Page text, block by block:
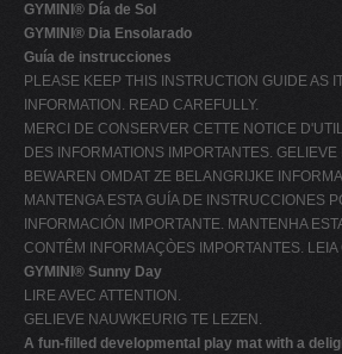
GYMINI® Día de Sol
GYMINI® Dia Ensolarado
Guía de instrucciones
PLEASE KEEP THIS INSTRUCTION GUIDE AS
INFORMATION. READ CAREFULLY.
MERCI DE CONSERVER CETTE NOTICE
DES INFORMATIONS IMPORTANTES.
BEWAREN OMDAT ZE BELANGRIJKE
MANTENGA ESTA GUÍA DE INSTRUCCIONES
INFORMACIÓN IMPORTANTE. MANTENHA
CONTÊM INFORMAÇÒES IMPORTANTES. LEIA
GYMINI® Sunny Day
LIRE AVEC ATTENTION.
GELIEVE NAUWKEURIG TE LEZEN.
A fun-filled developmental play mat with a